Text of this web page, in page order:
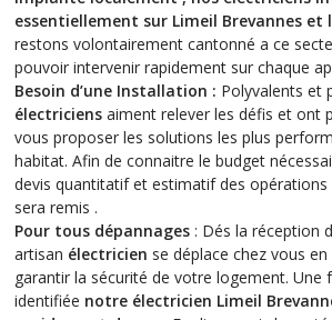
essentiellement sur Limeil Brevannes et
restons volontairement cantonné a ce
pouvoir intervenir rapidement sur chaque
Besoin d’une Installation : Polyvalents et
électriciens aiment relever les défis et ont
vous proposer les solutions les plus
habitat. Afin de connaitre le budget
devis quantitatif et estimatif des opérations
sera remis .
Pour tous dépannages : Dés la réception
artisan électricien se déplace chez vous
garantir la sécurité de votre logement. Une
identifiée notre électricien Limeil